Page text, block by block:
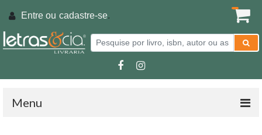
Entre ou cadastre-se.
Menu